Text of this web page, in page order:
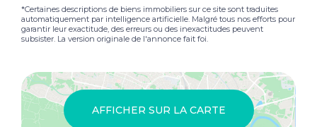
fenêtre. La chambre 2 est une autre chambre double
avec une fenêtre et un éclairage. Terrasse sur le toit est
vraiment magnifique avec un auvent, vue sur les
manquez pas cette occasion d'acheter un Maison avec
caractère, charme et dans une belle position dans cette
ville espagnole. Les plages sont à 15 minutes en
voiture, localement il y a des supermarchés, des bars,
*Certaines descriptions de biens immobiliers sur ce site sont traduites
automatiquement par intelligence artificielle. Malgré tous nos efforts pour
garantir leur exactitude, des erreurs ou des inexactitudes peuvent
subsister. La version originale de l'annonce fait foi.
AFFICHER SUR LA CARTE